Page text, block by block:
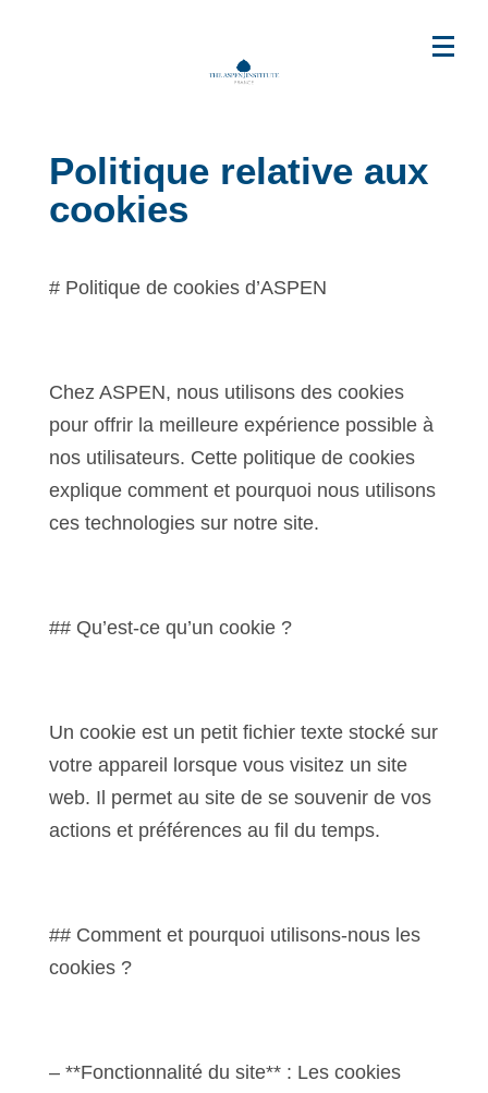
Politique relative aux
cookies
# Politique de cookies d’ASPEN
Chez ASPEN, nous utilisons des cookies
pour offrir la meilleure expérience possible à
nos utilisateurs. Cette politique de cookies
explique comment et pourquoi nous utilisons
ces technologies sur notre site.
## Qu’est-ce qu’un cookie ?
Un cookie est un petit fichier texte stocké sur
votre appareil lorsque vous visitez un site
web. Il permet au site de se souvenir de vos
actions et préférences au fil du temps.
## Comment et pourquoi utilisons-nous les
cookies ?
– **Fonctionnalité du site** : Les cookies